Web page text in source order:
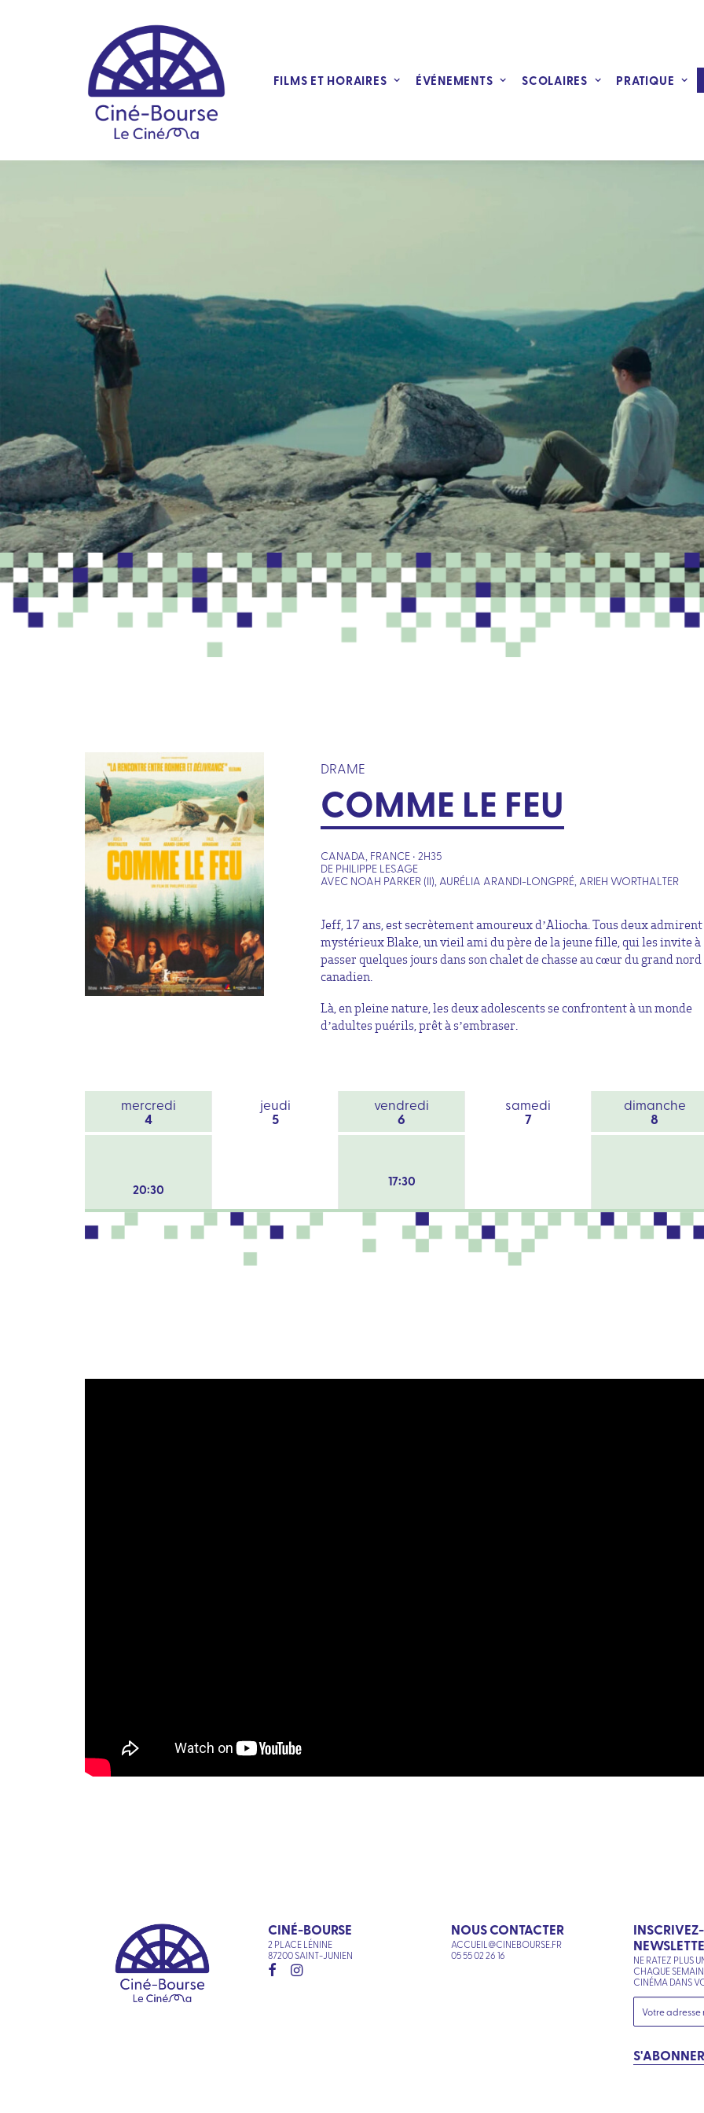
FILMS ET HORAIRES ÉVÉNEMENTS SCOLAIRES PRATIQUE
DRAME
COMME LE FEU
CANADA, FRANCE • 2H35
DE PHILIPPE LESAGE
AVEC NOAH PARKER (II), AURÉLIA ARANDI-LONGPRÉ, ARIEH WORTHALTER
Jeff, 17 ans, est secrètement amoureux d’Aliocha. Tous deux
mystérieux Blake, un vieil ami du père de la jeune fille, qui les invite à
passer quelques jours dans son chalet de chasse au cœur du grand nord
canadien.
Là, en pleine nature, les deux adolescents se confrontent à un monde
d’adultes puérils, prêt à s’embraser.
mercredi
4
jeudi
5
vendredi
6
samedi
7
dimanche
8
20:30 17:30
CINÉ-BOURSE
2 PLACE LÉNINE
87200 SAINT-JUNIEN
NOUS CONTACTER
ACCUEIL@CINEBOURSE.FR
05 55 02 26 16
NE RATEZ PLUS
CHAQUE
CINÉMA DANS
S'ABONNER